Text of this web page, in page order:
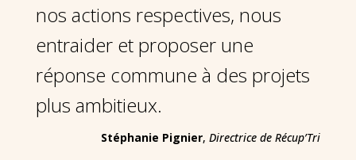
nos actions respectives, nous
entraider et proposer une
réponse commune à des projets
plus ambitieux.
Stéphanie Pignier,Directrice de Récup’Tri